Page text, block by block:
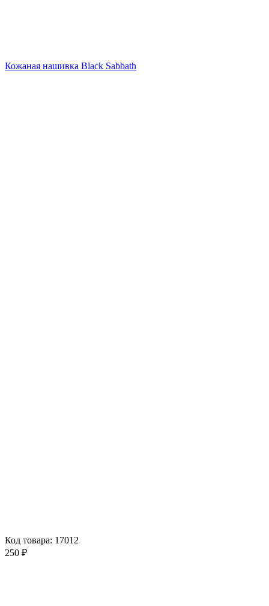
Кожаная нашивка Black Sabbath
Код товара: 17012
250 ₽